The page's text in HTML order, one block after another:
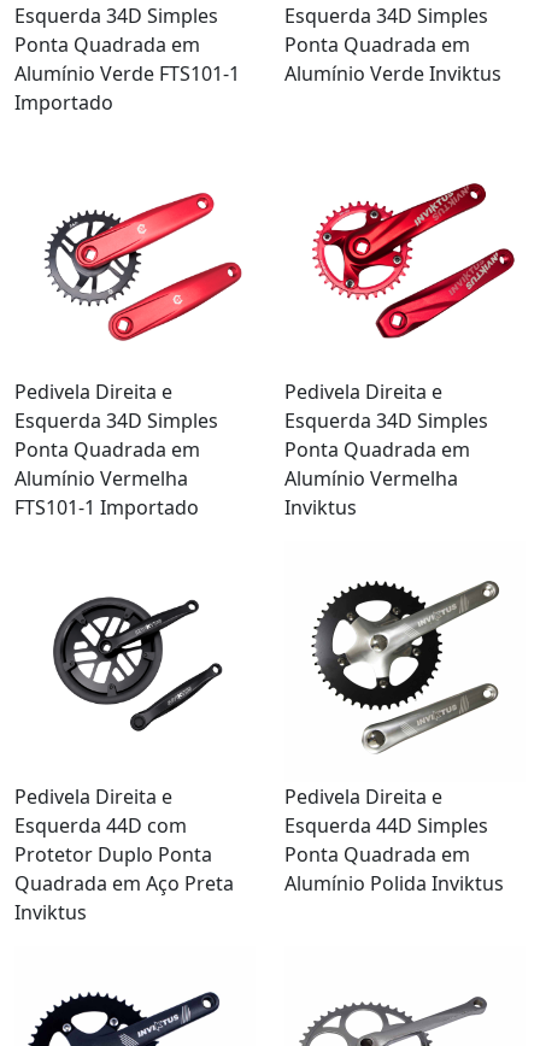
Esquerda 34D Simples
Ponta Quadrada em
Alumínio Verde FTS101-1
Importado
Esquerda 34D Simples
Ponta Quadrada em
Alumínio Verde Inviktus
Pedivela Direita e
Esquerda 34D Simples
Ponta Quadrada em
Alumínio Vermelha
FTS101-1 Importado
Pedivela Direita e
Esquerda 34D Simples
Ponta Quadrada em
Alumínio Vermelha
Inviktus
Pedivela Direita e
Esquerda 44D com
Protetor Duplo Ponta
Quadrada em Aço Preta
Inviktus
Pedivela Direita e
Esquerda 44D Simples
Ponta Quadrada em
Alumínio Polida Inviktus